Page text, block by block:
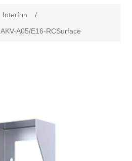
Interfon
/
AKV-A05/E16-RCSurface